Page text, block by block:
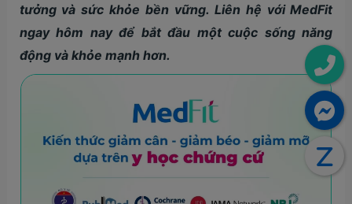
tưởng và sức khỏe bền vững. Liên hệ với MedFit
ngay hôm nay để bắt đầu một cuộc sống năng
động và khỏe mạnh hơn.